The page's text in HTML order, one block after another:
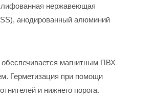
нержавеющая
анодированный алюминий
магнитным ПВХ
Герметизация при помощи
и нижнего порога.